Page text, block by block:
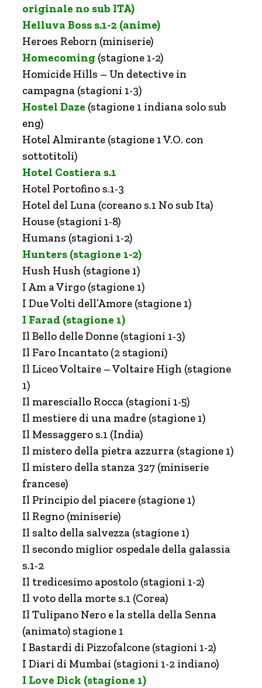
originale no sub ITA)
Helluva Boss s.1-2 (anime)
Heroes Reborn (miniserie)
Homecoming (stagione 1-2)
Homicide Hills – Un detective in
campagna (stagioni 1-3)
Hostel Daze (stagione 1 indiana solo sub
eng)
Hotel Almirante (stagione 1 V.O. con
sottotitoli)
Hotel Costiera s.1
Hotel Portofino s.1-3
Hotel del Luna (coreano s.1 No sub Ita)
House (stagioni 1-8)
Humans (stagioni 1-2)
Hunters (stagione 1-2)
Hush Hush (stagione 1)
I Am a Virgo (stagione 1)
I Due Volti dell’Amore (stagione 1)
I Farad (stagione 1)
Il Bello delle Donne (stagioni 1-3)
Il Faro Incantato (2 stagioni)
Il Liceo Voltaire – Voltaire High (stagione
1)
Il maresciallo Rocca (stagioni 1-5)
Il mestiere di una madre (stagione 1)
Il Messaggero s.1 (India)
Il mistero della pietra azzurra (stagione 1)
Il mistero della stanza 327 (miniserie
francese)
Il Principio del piacere (stagione 1)
Il Regno (miniserie)
Il salto della salvezza (stagione 1)
Il secondo miglior ospedale della galassia
s.1-2
Il tredicesimo apostolo (stagioni 1-2)
Il voto della morte s.1 (Corea)
Il Tulipano Nero e la stella della Senna
(animato) stagione 1
I Bastardi di Pizzofalcone (stagioni 1-2)
I Diari di Mumbai (stagioni 1-2 indiano)
I Love Dick (stagione 1)